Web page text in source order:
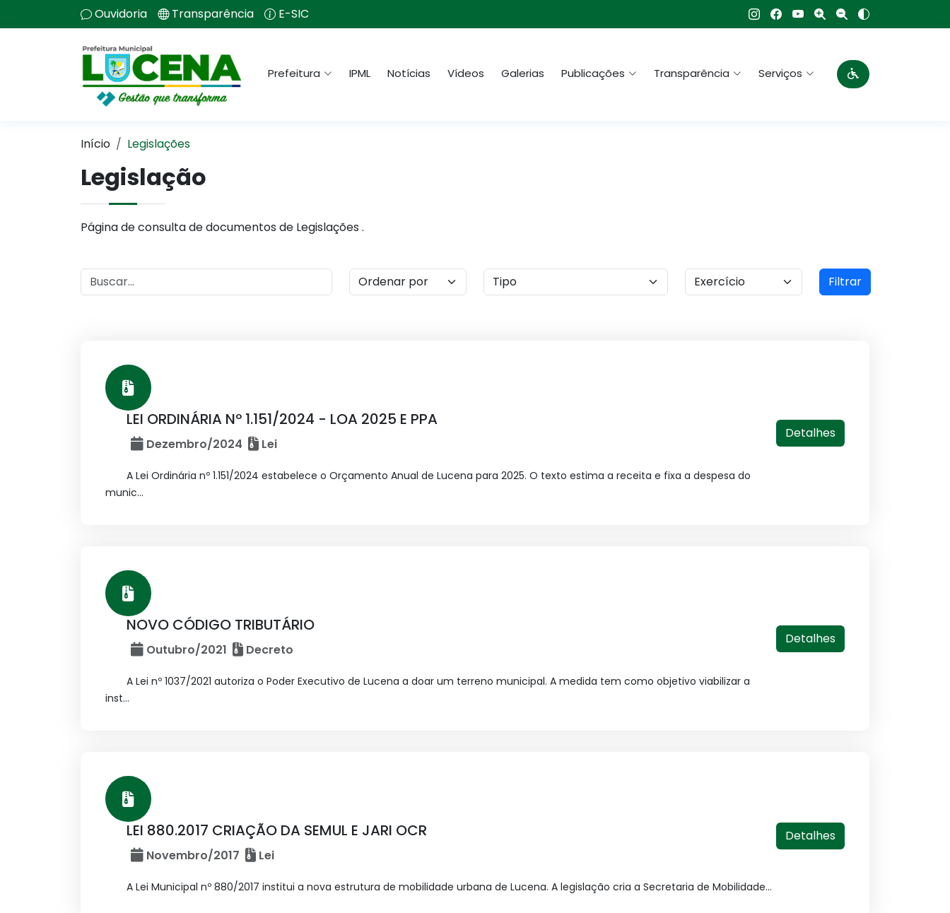
Ouvidoria Transparência E-SIC
Prefeitura IPML Notícias Vídeos Galerias Publicações Transparência Serviços
Início Legislações
Legislação
Página de consulta de documentos de Legislações .
Filtrar
LEI ORDINÁRIA Nº 1.151/2024 - LOA 2025 E PPA
Dezembro/2024 Lei
A Lei Ordinária nº 1.151/2024 estabelece o Orçamento Anual de Lucena para 2025. O texto estima a receita e fixa a despesa do
munic...
Detalhes
NOVO CÓDIGO TRIBUTÁRIO
Outubro/2021 Decreto
A Lei nº 1037/2021 autoriza o Poder Executivo de Lucena a doar um terreno municipal. A medida tem como objetivo viabilizar a
inst...
Detalhes
LEI 880.2017 CRIAÇÃO DA SEMUL E JARI OCR
Novembro/2017 Lei
A Lei Municipal nº 880/2017 institui a nova estrutura de mobilidade urbana de Lucena. A legislação cria a Secretaria de Mobilidade...
Detalhes